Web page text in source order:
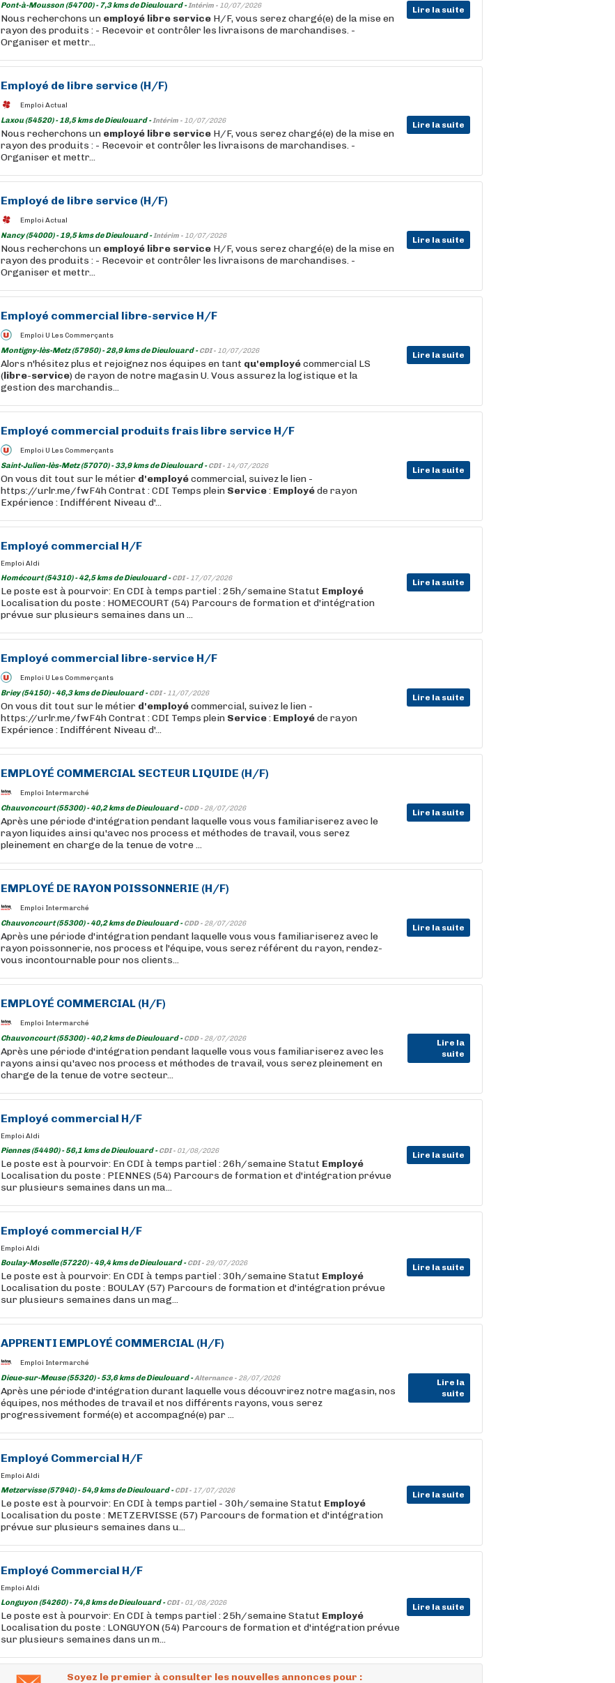
Pont-à-Mousson (54700) - 7,3 kms de Dieulouard -Intérim - 10/07/2026 Lire la suite
Nous recherchons un employé libre service H/F, vous serez chargé(e) de la mise en
rayon des produits : - Recevoir et contrôler les livraisons de marchandises. -
Organiser et mettr...
Employé de libre service (H/F)
Emploi Actual
Laxou (54520) - 18,5 kms de Dieulouard -Intérim - 10/07/2026 Lire la suite
Nous recherchons un employé libre service H/F, vous serez chargé(e) de la mise en
rayon des produits : - Recevoir et contrôler les livraisons de marchandises. -
Organiser et mettr...
Employé de libre service (H/F)
Emploi Actual
Nancy (54000) - 19,5 kms de Dieulouard -Intérim - 10/07/2026 Lire la suite
Nous recherchons un employé libre service H/F, vous serez chargé(e) de la mise en
rayon des produits : - Recevoir et contrôler les livraisons de marchandises. -
Organiser et mettr...
Employé commercial libre-service H/F
Emploi U Les Commerçants
Montigny-lès-Metz (57950) - 28,9 kms de Dieulouard -CDI - 10/07/2026 Lire la suite
Alors n'hésitez plus et rejoignez nos équipes en tant qu'employécommercial LS
(libre-service) de rayon de notre magasin U. Vous assurez la logistique et la
gestion des marchandis...
Employé commercial produits frais libre service H/F
Emploi U Les Commerçants
Saint-Julien-lès-Metz (57070) - 33,9 kms de Dieulouard -CDI - 14/07/2026 Lire la suite
On vous dit tout sur le métier d'employécommercial, suivez le lien -
https://urlr.me/fwF4h Contrat : CDI Temps plein Service: Employéde rayon
Expérience : Indifférent Niveau d'...
Employé commercial H/F
Emploi Aldi
Homécourt (54310) - 42,5 kms de Dieulouard -CDI - 17/07/2026 Lire la suite
Le poste est à pourvoir: En CDI à temps partiel : 25h/semaine Statut Employé
Localisation du poste : HOMECOURT (54) Parcours de formation et d'intégration
prévue sur plusieurs semaines dans un ...
Employé commercial libre-service H/F
Emploi U Les Commerçants
Briey (54150) - 46,3 kms de Dieulouard -CDI - 11/07/2026 Lire la suite
On vous dit tout sur le métier d'employécommercial, suivez le lien -
https://urlr.me/fwF4h Contrat : CDI Temps plein Service: Employéde rayon
Expérience : Indifférent Niveau d'...
EMPLOYÉ COMMERCIAL SECTEUR LIQUIDE (H/F)
Emploi Intermarché
Chauvoncourt (55300) - 40,2 kms de Dieulouard -CDD - 28/07/2026 Lire la suite
Après une période d'intégration pendant laquelle vous vous familiariserez avec le
rayon liquides ainsi qu'avec nos process et méthodes de travail, vous serez
pleinement en charge de la tenue de votre ...
EMPLOYÉ DE RAYON POISSONNERIE (H/F)
Emploi Intermarché
Chauvoncourt (55300) - 40,2 kms de Dieulouard -CDD - 28/07/2026 Lire la suite
Après une période d'intégration pendant laquelle vous vous familiariserez avec le
rayon poissonnerie, nos process et l'équipe, vous serez référent du rayon, rendez-
vous incontournable pour nos clients...
EMPLOYÉ COMMERCIAL (H/F)
Emploi Intermarché
Chauvoncourt (55300) - 40,2 kms de Dieulouard -CDD - 28/07/2026
Lire la
suite
Après une période d'intégration pendant laquelle vous vous familiariserez avec les
rayons ainsi qu'avec nos process et méthodes de travail, vous serez pleinement en
charge de la tenue de votre secteur...
Employé commercial H/F
Emploi Aldi
Piennes (54490) - 56,1 kms de Dieulouard -CDI - 01/08/2026 Lire la suite
Le poste est à pourvoir: En CDI à temps partiel : 26h/semaine Statut Employé
Localisation du poste : PIENNES (54) Parcours de formation et d'intégration prévue
sur plusieurs semaines dans un ma...
Employé commercial H/F
Emploi Aldi
Boulay-Moselle (57220) - 49,4 kms de Dieulouard -CDI - 29/07/2026 Lire la suite
Le poste est à pourvoir: En CDI à temps partiel : 30h/semaine Statut Employé
Localisation du poste : BOULAY (57) Parcours de formation et d'intégration prévue
sur plusieurs semaines dans un mag...
APPRENTI EMPLOYÉ COMMERCIAL (H/F)
Emploi Intermarché
Dieue-sur-Meuse (55320) - 53,6 kms de Dieulouard -Alternance - 28/07/2026
Lire la
suite
Après une période d'intégration durant laquelle vous découvrirez notre magasin, nos
équipes, nos méthodes de travail et nos différents rayons, vous serez
progressivement formé(e) et accompagné(e) par ...
Employé Commercial H/F
Emploi Aldi
Metzervisse (57940) - 54,9 kms de Dieulouard -CDI - 17/07/2026 Lire la suite
Le poste est à pourvoir: En CDI à temps partiel - 30h/semaine Statut Employé
Localisation du poste : METZERVISSE (57) Parcours de formation et d'intégration
prévue sur plusieurs semaines dans u...
Employé Commercial H/F
Emploi Aldi
Longuyon (54260) - 74,8 kms de Dieulouard -CDI - 01/08/2026 Lire la suite
Le poste est à pourvoir: En CDI à temps partiel : 25h/semaine Statut Employé
Localisation du poste : LONGUYON (54) Parcours de formation et d'intégration prévue
sur plusieurs semaines dans un m...
Soyez le premier à consulter les nouvelles annonces pour :